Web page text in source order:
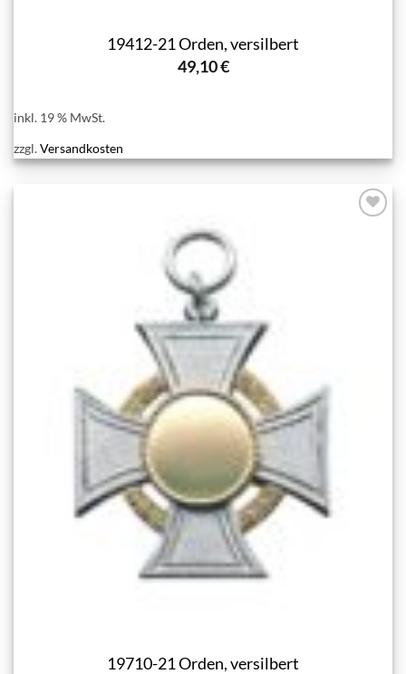
19412-21 Orden, versilbert
49,10€
inkl. 19 % MwSt.
zzgl.Versandkosten
19710-21 Orden, versilbert